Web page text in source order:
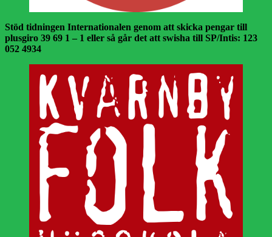
Stöd tidningen Internationalen genom att skicka pengar till
plusgiro 39 69 1 – 1 eller så går det att swisha till SP/Intis: 123
052 4934